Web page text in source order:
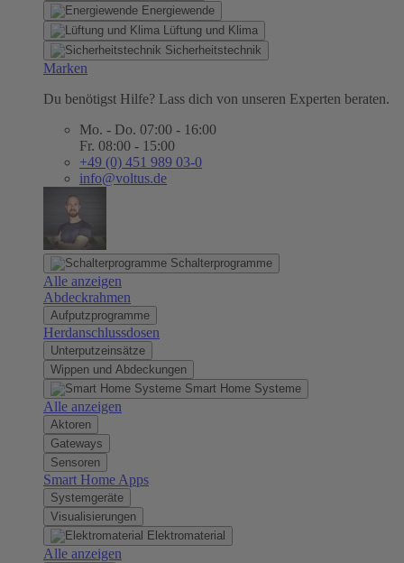
Energiewende
Lüftung und Klima
Sicherheitstechnik
Marken
Du benötigst Hilfe? Lass dich von unseren Experten beraten.
Mo. - Do. 07:00 - 16:00
Fr. 08:00 - 15:00
+49 (0) 451 989 03-0
info@voltus.de
Schalterprogramme
Alle anzeigen
Abdeckrahmen
Aufputzprogramme
Herdanschlussdosen
Unterputzeinsätze
Wippen und Abdeckungen
Smart Home Systeme
Alle anzeigen
Aktoren
Gateways
Sensoren
Smart Home Apps
Systemgeräte
Visualisierungen
Elektromaterial
Alle anzeigen